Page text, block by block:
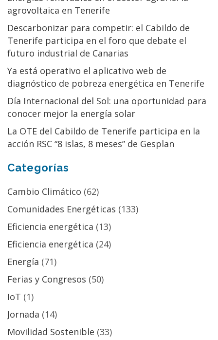
agrovoltaica en Tenerife
Descarbonizar para competir: el Cabildo de
Tenerife participa en el foro que debate el
futuro industrial de Canarias
Ya está operativo el aplicativo web de
diagnóstico de pobreza energética en Tenerife
Día Internacional del Sol: una oportunidad para
conocer mejor la energía solar
La OTE del Cabildo de Tenerife participa en la
acción RSC “8 islas, 8 meses” de Gesplan
Categorías
Cambio Climático (62)
Comunidades Energéticas (133)
Eficiencia energética (13)
Eficiencia energética (24)
Energía (71)
Ferias y Congresos (50)
IoT (1)
Jornada (14)
Movilidad Sostenible (33)